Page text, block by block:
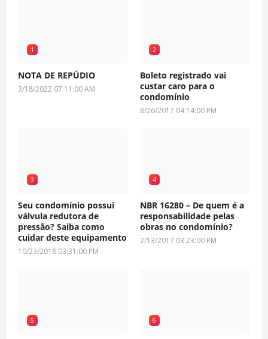
1
NOTA DE REPÚDIO
3/18/2022 07:11:00 AM
2
Boleto registrado vai
custar caro para o
condomínio
8/26/2017 04:14:00 PM
3
Seu condomínio possui
válvula redutora de
pressão? Saiba como
cuidar deste equipamento
10/23/2018 03:31:00 PM
4
NBR 16280 – De quem é a
responsabilidade pelas
obras no condomínio?
2/13/2017 03:23:00 PM
5 6